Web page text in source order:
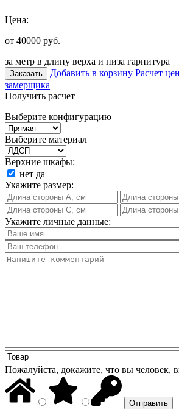
Цена:
от 40000 руб.
за метр в длину верха и низа гарнитура
Заказать Добавить в корзину Расчет
замерщика
Получить расчет
Выберите конфигурацию
Выберите материал
Верхние шкафы:
нет да
Укажите размер:
Укажите личные данные:
Пожалуйста, докажите, что вы человек,